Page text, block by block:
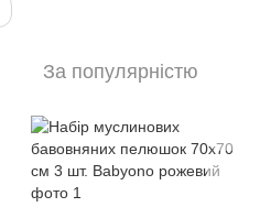
За популярністю